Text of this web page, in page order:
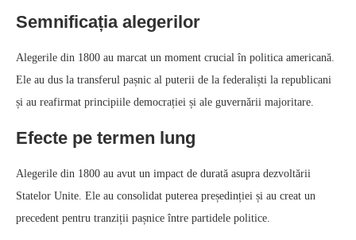
Semnificația alegerilor
Alegerile din 1800 au marcat un moment crucial în politica americană.
Ele au dus la transferul pașnic al puterii de la federaliști la republicani
și au reafirmat principiile democrației și ale guvernării majoritare.
Efecte pe termen lung
Alegerile din 1800 au avut un impact de durată asupra dezvoltării
Statelor Unite. Ele au consolidat puterea președinției și au creat un
precedent pentru tranziții pașnice între partidele politice.